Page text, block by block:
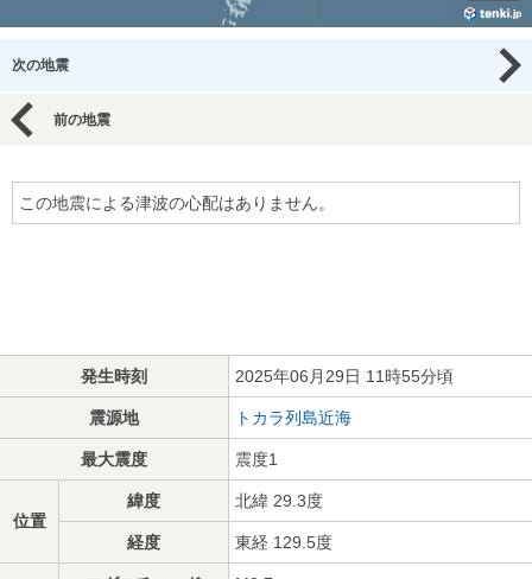
次の地震
前の地震
この地震による津波の心配はありません。
発生時刻 2025年06月29日 11時55分頃
震源地 トカラ列島近海
最大震度 震度1
位置
緯度 北緯 29.3度
経度 東経 129.5度